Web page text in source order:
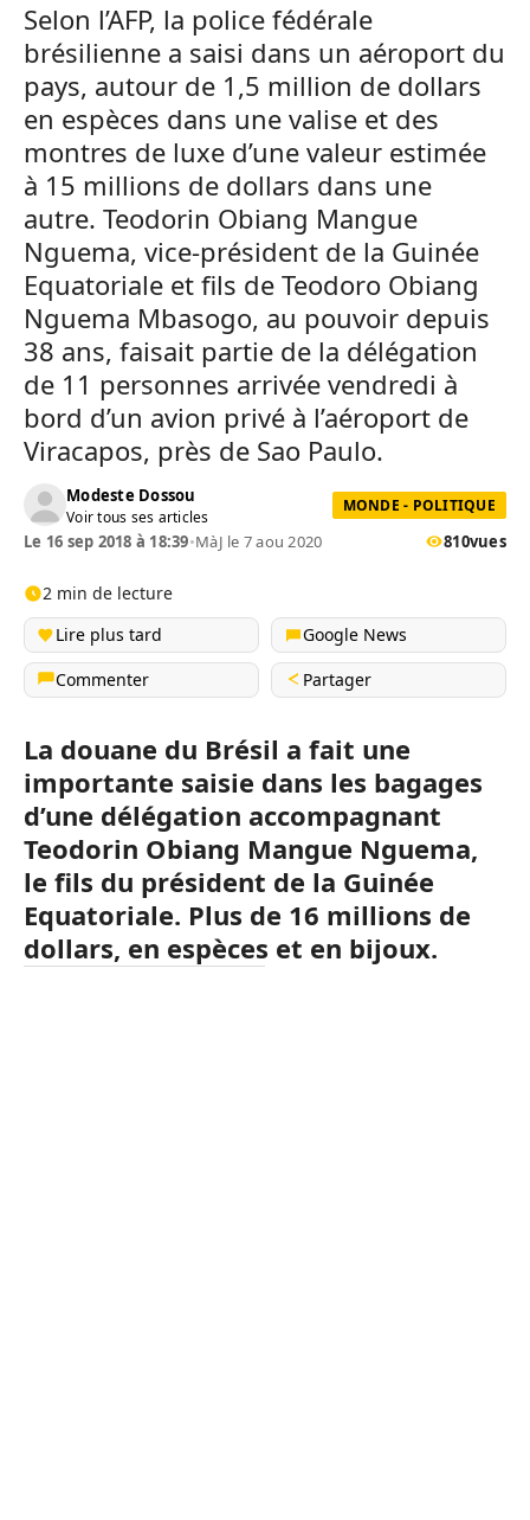
Selon l’AFP, la police fédérale
brésilienne a saisi dans un aéroport du
pays, autour de 1,5 million de dollars
en espèces dans une valise et des
montres de luxe d’une valeur estimée
à 15 millions de dollars dans une
autre. Teodorin Obiang Mangue
Nguema, vice-président de la Guinée
Equatoriale et fils de Teodoro Obiang
Nguema Mbasogo, au pouvoir depuis
38 ans, faisait partie de la délégation
de 11 personnes arrivée vendredi à
bord d’un avion privé à l’aéroport de
Viracapos, près de Sao Paulo.
Modeste Dossou
Voir tous ses articles
MONDE - POLITIQUE
Le 16 sep 2018 à 18:39•MàJ le 7 aou 2020 810vues
2 min de lecture
Lire plus tard
Google News
Commenter
Partager
La douane du Brésil a fait une
importante saisie dans les bagages
d’une délégation accompagnant
Teodorin Obiang Mangue Nguema,
le fils du président de la Guinée
Equatoriale. Plus de 16 millions de
dollars, en espèces et en bijoux.